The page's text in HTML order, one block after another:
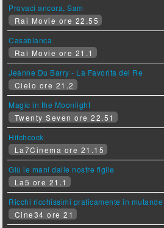
Provaci ancora, Sam
Rai Movie ore 22.55
Casablanca
Rai Movie ore 21.1
Jeanne Du Barry - La Favorita del Re
Cielo ore 21.2
Magic in the Moonlight
Twenty Seven ore 22.51
Hitchcock
La7Cinema ore 21.15
Giù le mani dalle nostre figlie
La5 ore 21.1
Ricchi ricchissimi praticamente in mutande
Cine34 ore 21